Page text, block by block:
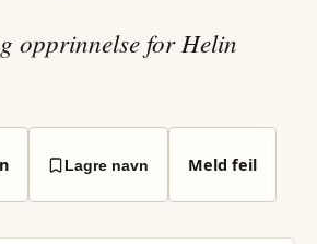
opprinnelse for Helin
Lagre navn Meld feil